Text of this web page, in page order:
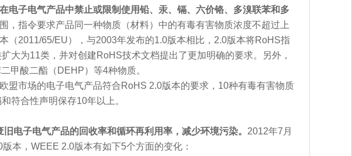
电子电气产品中禁止或限制使用铅、汞、镉、六价铬、多溴联苯和多
，指令要求产品同一种物质（材料）中的有毒有害物质浓度不超过上
（2011/65/EU），与2003年发布的1.0版本相比，2.0版本将RoHS指
大为11类，并对创建RoHS技术文档提出了更加明确的要求。另外，
甲酸二酯（DEHP）等4种物质。
市场的电子电气产品符合RoHS 2.0版本的要求，10种有毒有害物质
符合性声明保存10年以上。
电子电气产品的回收率和循环再利用率，减少环境污染。 2012年7月
本，WEEE 2.0版本有如下5个方面的变化：